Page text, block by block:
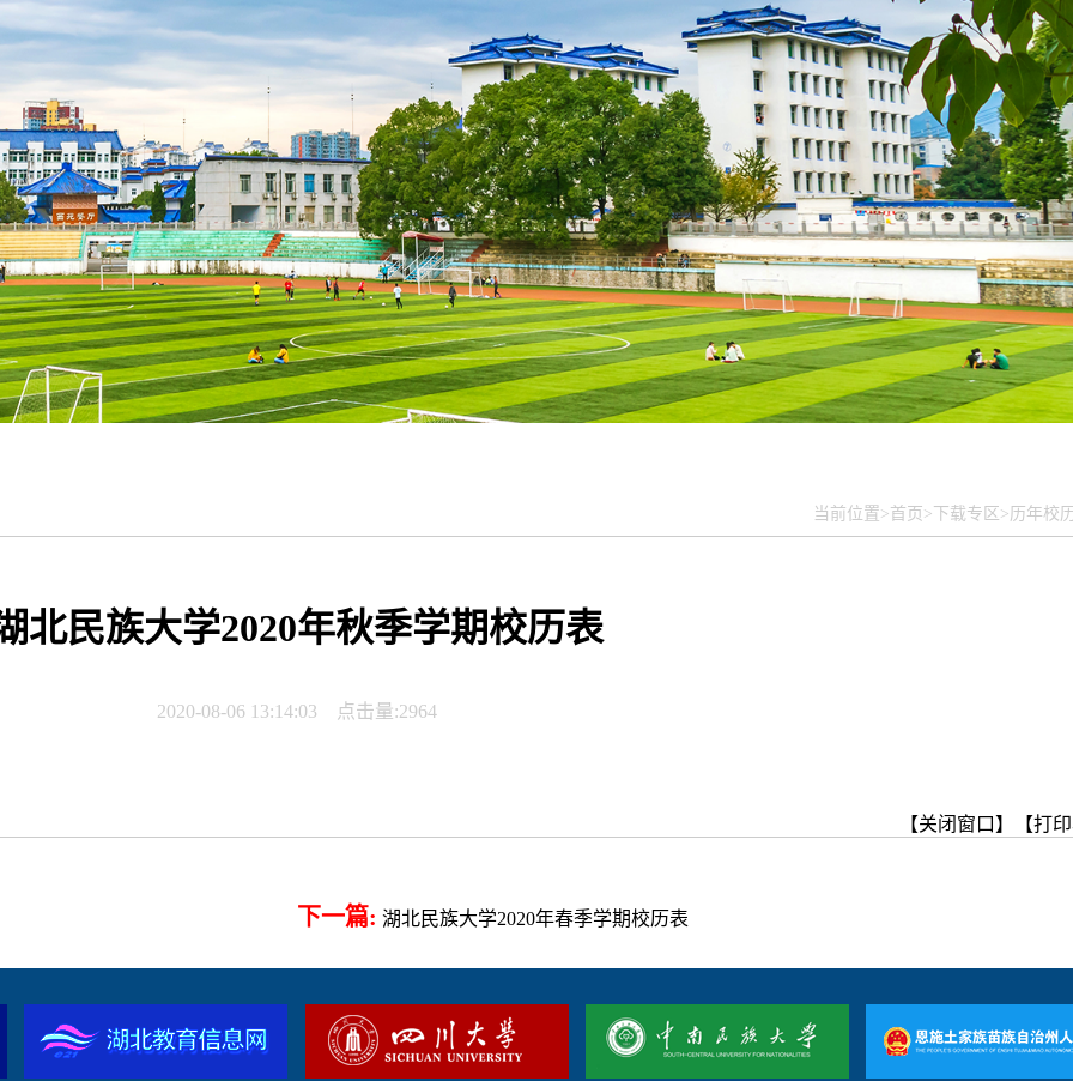
当前位置>首页> 下载专区>历年校
北民族大学2020年秋季学期校历表
2020-08-06 13:14:03 点击量:2964
【打
【关闭窗口】
下一篇: 湖北民族大学2020年春季学期校历表